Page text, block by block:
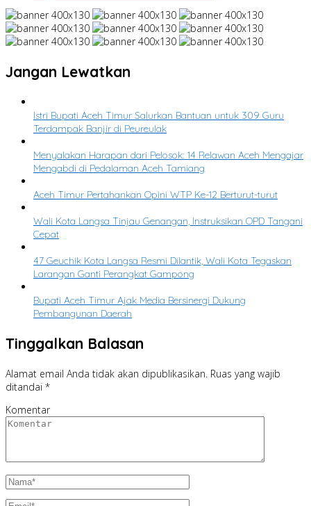
Jangan Lewatkan
Istri Bupati Aceh Timur Salurkan Bantuan untuk 309 Guru
Terdampak Banjir di Peureulak
Menyalakan Harapan dari Pelosok: 14 Relawan Aceh Mengajar
Mengabdi di Pedalaman Aceh Tamiang
Aceh Timur Pertahankan Opini WTP Ke-12 Berturut-turut
Wali Kota Langsa Tinjau Genangan, Instruksikan OPD Tangani
Cepat
47 Geuchik Kota Langsa Resmi Dilantik, Wali Kota Tegaskan
Larangan Ganti Perangkat Gampong
Bupati Aceh Timur Ajak Media Bersinergi Dukung
Pembangunan Daerah
Tinggalkan Balasan
Alamat email Anda tidak akan dipublikasikan. Ruas yang wajib
ditandai *
Komentar